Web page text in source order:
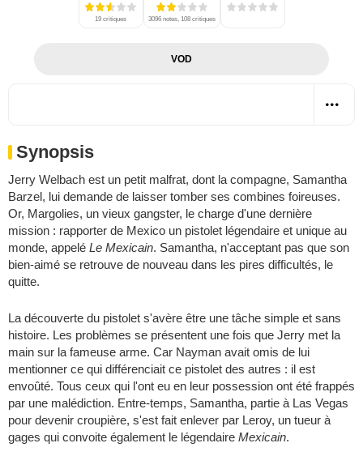
19 critiques 3096 notes, 108 critiques
VOD
Synopsis
Jerry Welbach est un petit malfrat, dont la compagne, Samantha
Barzel, lui demande de laisser tomber ses combines foireuses.
Or, Margolies, un vieux gangster, le charge d'une dernière
mission : rapporter de Mexico un pistolet légendaire et unique au
monde, appelé Le Mexicain. Samantha, n'acceptant pas que son
bien-aimé se retrouve de nouveau dans les pires difficultés, le
quitte.
La découverte du pistolet s'avère être une tâche simple et sans
histoire. Les problèmes se présentent une fois que Jerry met la
main sur la fameuse arme. Car Nayman avait omis de lui
mentionner ce qui différenciait ce pistolet des autres : il est
envoûté. Tous ceux qui l'ont eu en leur possession ont été frappés
par une malédiction. Entre-temps, Samantha, partie à Las Vegas
pour devenir croupière, s'est fait enlever par Leroy, un tueur à
gages qui convoite également le légendaire Mexicain.